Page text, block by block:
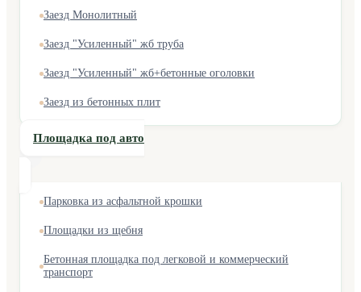
Заезд Монолитный
Заезд "Усиленный" жб труба
Заезд "Усиленный" жб+бетонные оголовки
Заезд из бетонных плит
Площадка под авто
Парковка из асфальтной крошки
Площадки из щебня
Бетонная площадка под легковой и коммерческий
транспорт